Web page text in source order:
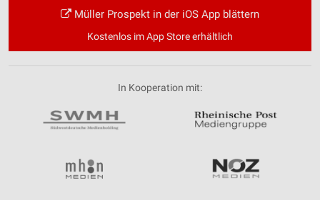
Müller Prospekt in der iOS App blättern
Kostenlos im App Store erhältlich
In Kooperation mit: